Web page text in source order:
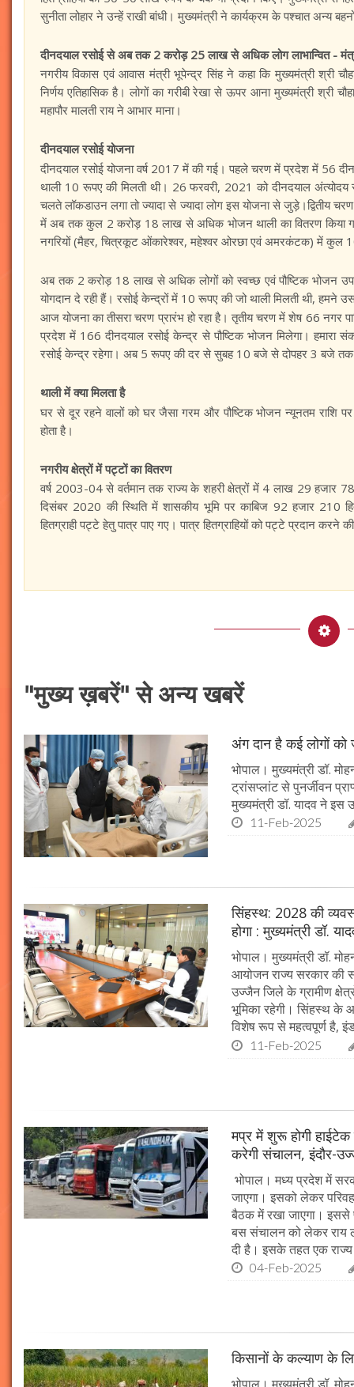
सुनीता लोहार ने उन्हें राखी बांधी। मुख्यमंत्री ने कार्यक्रम के पश्चात अन्य
दीनदयाल रसोई से अब तक 2 करोड़ 25 लाख से अधिक लोग लाभान्वित -
नगरीय विकास एवं आवास मंत्री भूपेन्द्र सिंह ने कहा कि मुख्यमंत्री श्री
निर्णय एतिहासिक है। लोगों का गरीबी रेखा से ऊपर आना मुख्यमंत्री श्री
महापौर मालती राय ने आभार माना।
दीनदयाल रसोई योजना
दीनदयाल रसोई योजना वर्ष 2017 में की गई। पहले चरण में प्रदेश में 56
थाली 10 रूपए की मिलती थी। 26 फरवरी, 2021 को दीनदयाल अंत्योदय
चलते लॉकडाउन लगा तो ज्यादा से ज्यादा लोग इस योजना से जुड़े।द्वितीय
में अब तक कुल 2 करोड़ 18 लाख से अधिक भोजन थाली का वितरण किया
नगरियों (मैहर, चित्रकूट ओंकारेश्वर, महेश्वर ओरछा एवं अमरकंटक) में कुल
अब तक 2 करोड़ 18 लाख से अधिक लोगों को स्वच्छ एवं पौष्टिक भोजन
योगदान दे रही हैं। रसोई केन्द्रों में 10 रूपए की जो थाली मिलती थी,
आज योजना का तीसरा चरण प्रारंभ हो रहा है। तृतीय चरण में शेष 66 नगर
प्रदेश में 166 दीनदयाल रसोई केन्द्र से पौष्टिक भोजन मिलेगा। हमारा
रसोई केन्द्र रहेगा। अब 5 रूपए की दर से सुबह 10 बजे से दोपहर 3 बजे
थाली में क्या मिलता है
घर से दूर रहने वालों को घर जैसा गरम और पौष्टिक भोजन न्यूनतम राशि
होता है।
नगरीय क्षेत्रों में पट्टों का वितरण
वर्ष 2003-04 से वर्तमान तक राज्य के शहरी क्षेत्रों में 4 लाख 29 हजार
दिसंबर 2020 की स्थिति में शासकीय भूमि पर काबिज 92 हजार 210
हितग्राही पट्टे हेतु पात्र पाए गए। पात्र हितग्राहियों को पट्टे प्रदान करने
"मुख्य ख़बरें" से अन्य खबरें
अंग दान है कई लोगों को
भोपाल। मुख्यमंत्री डॉ.
ट्रांसप्लांट से पुनर्जीवन
मुख्यमंत्री डॉ. यादव ने इस
11-Feb-2025
सिंहस्थ: 2028 की
होगा : मुख्यमंत्री डॉ.
भोपाल। मुख्यमंत्री डॉ.
आयोजन राज्य सरकार की
उज्जैन जिले के ग्रामीण
भूमिका रहेगी। सिंहस्थ के
विशेष रूप से महत्वपूर्ण है,
11-Feb-2025
मप्र में शुरू होगी
करेगी संचालन, इंदौर-
भोपाल। मध्य प्रदेश में
जाएगा। इसको लेकर
बैठक में रखा जाएगा। इससे
बस संचालन को लेकर राय
दी है। इसके तहत एक
04-Feb-2025
किसानों के कल्याण के